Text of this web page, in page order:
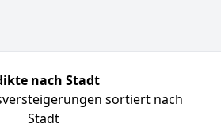
nach Stadt
sortiert nach
Stadt